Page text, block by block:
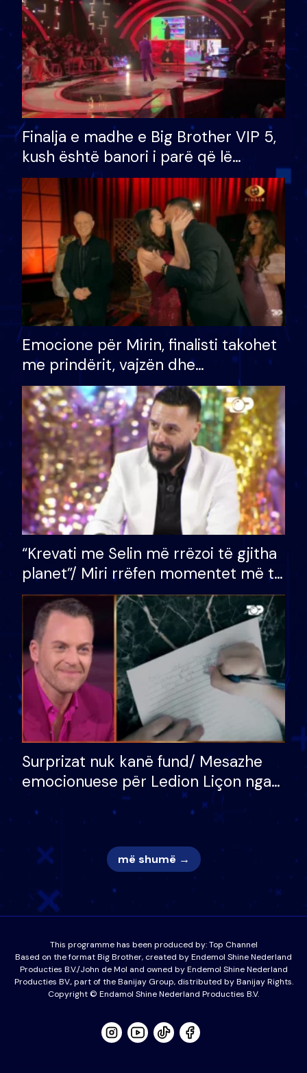
Finalja e madhe e Big Brother VIP 5,
kush është banori i parë që lë
shtëpinë dhe humb mundësinë për
të fituar çmimin e madh
Emocione për Mirin, finalisti takohet
me prindërit, vajzën dhe
bashkëshorten: S’kemi ndonjë letër
divorci apo jo?
“Krevati me Selin më rrëzoi të gjitha
planet”/ Miri rrëfen momentet më të
bukura në shtëpinë e BB VIP: Do më
mungojë zilja e mëngjesit kur…
Surprizat nuk kanë fund/ Mesazhe
emocionuese për Ledion Liçon nga
nëna dhe fëmijët e tij, moderatori
nuk i mban dot lotët: Nuk meritoj…
më shumë →
This programme has been produced by:Top Channel
Based on the format Big Brother, created by Endemol Shine Nederland
Producties B.V./John de Mol and owned by Endemol Shine Nederland
Producties BV., part of the Banijay Group, distributed by Banijay Rights.
Copyright © Endamol Shine Nederland Producties B.V.